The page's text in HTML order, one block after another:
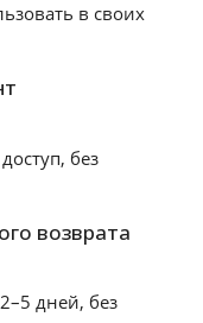
в своих
без
возврата
дней, без